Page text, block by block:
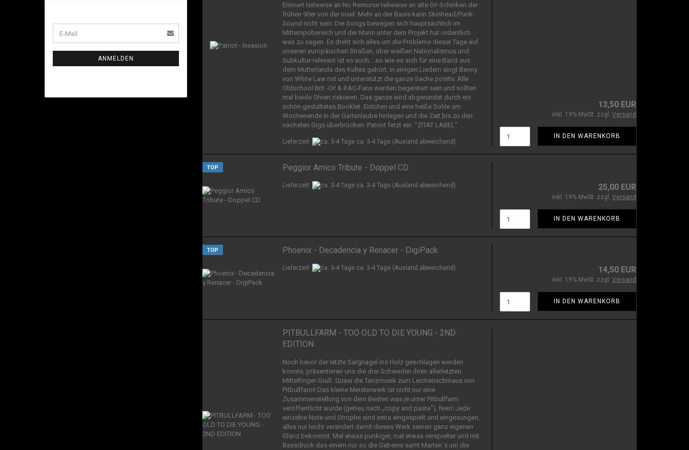
Erinnert teilweise an No Remorse teilweise an alte Oi!-Schinken der
frühen 90er von der Insel. Mehr an der Basis kann Skinhead/Punk-
Sound nicht sein. Die Songs bewegen sich hauptsächlich im
Mittempobereich und der Mann unter dem Projekt hat ordentlich
was zu sagen. Es dreht sich alles um die Probleme dieser Tage auf
unseren europäischen Straßen, über weißen Nationalismus und
Subkultur-relevant ist es auch....so wie es sich für eine Band aus
dem Mutterlands des Kultes gehört. In einigen Liedern singt Benny
von White Law mit und unterstützt die ganze Sache positiv. Alle
Oldschool Brit -Oi! & RAC-Fans werden begeistert sein und sollten
mal beide Ohren riskieren. Das ganze wird abgerundet durch ein
schön gestaltetes Booklet. Eintüten und eine heiße Sohle am
Wochenende in der Gartenlaube hinlegen und die Zeit bis zu den
nächsten Gigs überbrücken. Patriot fetzt ein. "ZITAT LABEL"
Lieferzeit: ca. 3-4 Tage (Ausland abweichend)
13,50 EUR
inkl. 19% MwSt. zzgl. Versand
IN DEN WARENKORB
TOP Peggior Amico Tribute - Doppel CD
Lieferzeit: ca. 3-4 Tage (Ausland abweichend) 25,00 EUR
inkl. 19% MwSt. zzgl. Versand
IN DEN WARENKORB
TOP Phoenix - Decadencia y Renacer - DigiPack
Lieferzeit: ca. 3-4 Tage (Ausland abweichend) 14,50 EUR
inkl. 19% MwSt. zzgl. Versand
IN DEN WARENKORB
PITBULLFARM - TOO OLD TO DIE YOUNG - 2ND
EDITION
Noch bevor der letzte Sargnagel ins Holz geschlagen werden
konnte, präsentieren uns die drei Schweden ihren allerletzten
Mittelfinger-Gruß. Quasi die Tanzmusik zum Leichenschmaus von
Pitbullfarm! Das kleine Meisterwerk ist nicht nur eine
Zusammenstellung von dem Besten was je unter Pitbullfarm
veröffentlicht wurde (getreu nach „copy and paste“), Nein! Jede
einzelne Note und Strophe sind extra eingespielt und eingesungen,
alles nur leicht verändert damit dieses Werk seinen ganz eigenen
Glanz bekommt. Mal etwas punkiger, mal etwas verspielter und mit
Bassdruck das einem nur so die Gebeine samt Marten´s um die
ANMELDEN